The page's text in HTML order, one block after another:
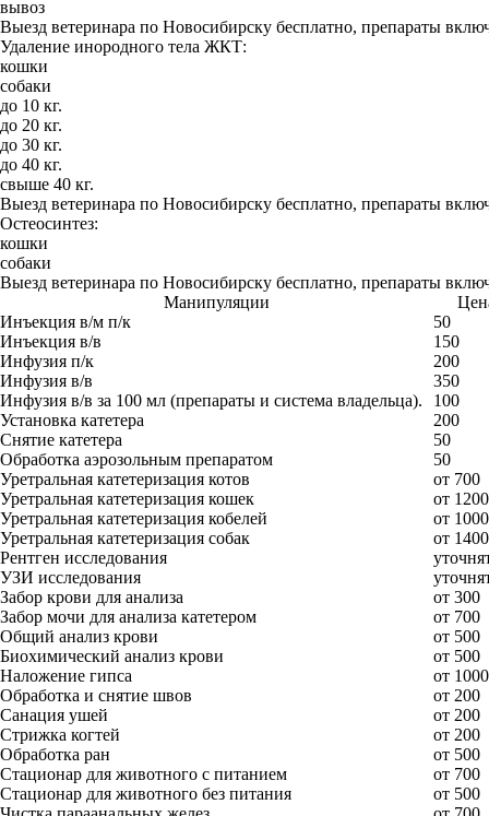
вывоз
Выезд ветеринара по Новосибирску бесплатно, препараты
Удаление инородного тела ЖКТ:
кошки
собаки
до 10 кг.
до 20 кг.
до 30 кг.
до 40 кг.
свыше 40 кг.
Выезд ветеринара по Новосибирску бесплатно, препараты
Остеосинтез:
кошки
собаки
Выезд ветеринара по Новосибирску бесплатно, препараты
Манипуляции
Инъекция в/м п/к
50
Инъекция в/в
150
Инфузия п/к
200
Инфузия в/в
350
Инфузия в/в за 100 мл (препараты и система владельца).
100
Установка катетера
200
Снятие катетера
50
Обработка аэрозольным препаратом
50
Уретральная катетеризация котов
от 700
Уретральная катетеризация кошек
от 1200
Уретральная катетеризация кобелей
от 1000
Уретральная катетеризация собак
от 1400
Рентген исследования
УЗИ исследования
Забор крови для анализа
от 300
Забор мочи для анализа катетером
от 700
Общий анализ крови
от 500
Биохимический анализ крови
от 500
Наложение гипса
от 1000
Обработка и снятие швов
от 200
Санация ушей
от 200
Стрижка когтей
от 200
Обработка ран
от 500
Стационар для животного с питанием
от 700
Стационар для животного без питания
от 500